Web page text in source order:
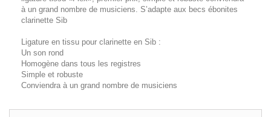
à un grand nombre de musiciens. S’adapte aux becs ébonites
clarinette Sib
Ligature en tissu pour clarinette en Sib :
Un son rond
Homogène dans tous les registres
Simple et robuste
Conviendra à un grand nombre de musiciens